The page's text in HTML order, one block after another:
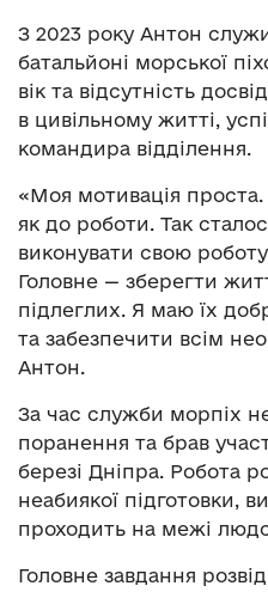
З 2023 року Антон
батальйоні морської
вік та відсутність
в цивільному житті,
командира відділення.
«Моя мотивація
як до роботи. Так
виконувати свою
Головне — зберегти
підлеглих. Я маю їх
та забезпечити всім
Антон.
За час служби морпіх
поранення та брав
березі Дніпра. Робота
неабиякої підготовки,
проходить на межі
Головне завдання